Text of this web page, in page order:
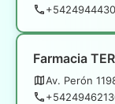
Farmacia
Av. Perón